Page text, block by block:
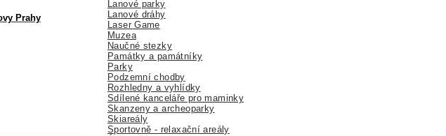
Prahy
Lanové parky
Lanové dráhy
Laser Game
Muzea
Naučné stezky
Památky a památníky
Parky
Podzemní chodby
Rozhledny a vyhlídky
Sdílené kanceláře pro maminky
Skanzeny a archeoparky
Skiareály
Sportovně - relaxační areály